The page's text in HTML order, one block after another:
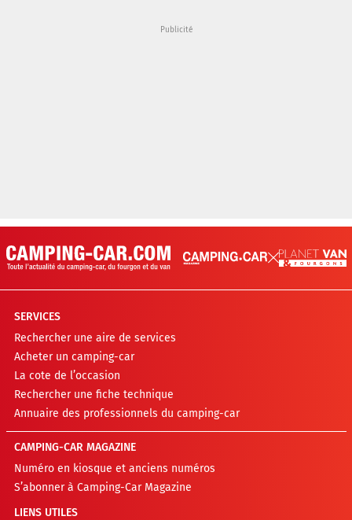
SERVICES
Rechercher une aire de services
Acheter un camping-car
La cote de l’occasion
Rechercher une fiche technique
Annuaire des professionnels du camping-car
CAMPING-CAR MAGAZINE
Numéro en kiosque et anciens numéros
S’abonner à Camping-Car Magazine
LIENS UTILES